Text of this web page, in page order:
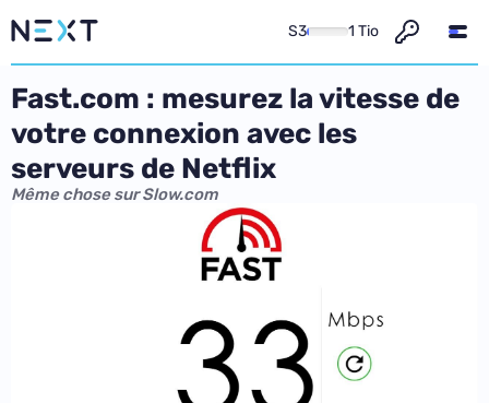
S3 1 Tio
Fast.com : mesurez la vitesse de
votre connexion avec les
serveurs de Netflix
Même chose sur Slow.com